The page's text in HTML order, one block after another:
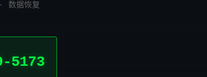
数据恢复
5173